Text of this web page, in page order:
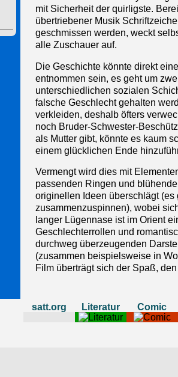
mit Sicherheit der quirligste.
übertriebener Musik
geschmissen werden, weckt
alle Zuschauer auf.
Die Geschichte könnte direkt
entnommen sein, es geht um
unterschiedlichen sozialen
falsche Geschlecht gehalten
verkleiden, deshalb öfters
noch Bruder-Schwester-
als Mutter gibt, könnte es kaum
einem glücklichen Ende
Vermengt wird dies mit
passenden Ringen und
originellen Ideen überschlägt
zusammenzuspinnen), wobei
langer Lügennase ist im Orient
Geschlechterrollen und
durchweg überzeugenden
(zusammen beispielsweise in
Film überträgt sich der Spaß,
satt.org Literatur Comic